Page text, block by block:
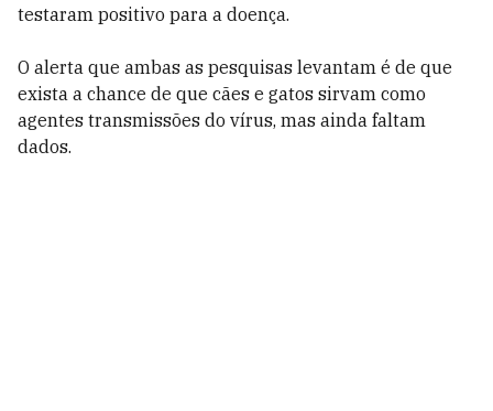
testaram positivo para a doença.
O alerta que ambas as pesquisas levantam é de que
exista a chance de que cães e gatos sirvam como
agentes transmissões do vírus, mas ainda faltam
dados.